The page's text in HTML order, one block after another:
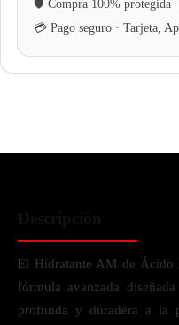
El Hidratante AM de Ácido
fórmula avanzada
profunda y duradera a la